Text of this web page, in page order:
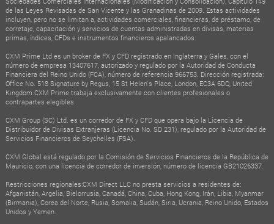
de las Leyes Revisadas de San Vicente y las Granadinas de 2009. Estas actividades
incluyen, pero no se limitan a, actividades comerciales, financieras, de préstamo, de
corretaje, capacitación y servicios de cuentas administradas en divisas, materias
primas, índices, CFDs e instrumentos financieros apalancados.
CXM Prime Ltd es un broker de FX y CFD registrado en Inglaterra y Gales, con el
número de empresa 13407617, autorizado y regulado por la Autoridad de Conducta
Financiera del Reino Unido (FCA), número de referencia 966753. Dirección registrada:
Office No. 518 Signature by Regus, 15 St Helen's Place, London, EC3A 6DQ, United
Kingdom.CXM Prime trabaja exclusivamente con clientes profesionales o
contrapartes elegibles.
CXM Group (SC) Ltd. es un corredor de FX y CFD que opera bajo la Licencia de
Distribuidor de Divisas Extranjeras (Licencia No. SD 231), regulado por la Autoridad de
Servicios Financieros de Seychelles (FSA).
CXM Global está regulado por la Comisión de Servicios Financieros de la República de
Mauricio, con una licencia de corredor de inversión, número de licencia GB21026337.
Restricciones regionales:CXM Direct LLC no presta servicios a residentes de:
Afganistán, Argelia, Bielorrusia, Canadá, China, Cuba, Hong Kong, Irán, Libia, Myanmar
(Birmania), Corea del Norte, Rusia, Somalia, Sudán, Siria, Ucrania, Reino Unido, Estados
Unidos y Yemen.